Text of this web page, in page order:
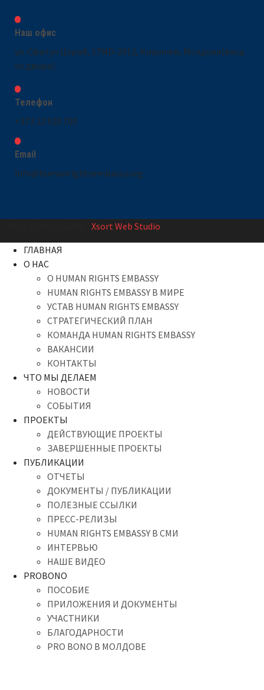
Наш офис
ул. Сфатул Цэрий, 17MD-2012, Кишинев, Молдова(вход
со двора)
Телефон
+373 22 920 700
Email
info@humanrightsembassy.org
Xsort Web Studio
ГЛАВНАЯ
О НАС
О HUMAN RIGHTS EMBASSY
HUMAN RIGHTS EMBASSY В МИРЕ
УСТАВ HUMAN RIGHTS EMBASSY
СТРАТЕГИЧЕСКИЙ ПЛАН
КОМАНДА HUMAN RIGHTS EMBASSY
ВАКАНСИИ
КОНТАКТЫ
ЧТО МЫ ДЕЛАЕМ
НОВОСТИ
СОБЫТИЯ
ПРОЕКТЫ
ДЕЙСТВУЮЩИЕ ПРОЕКТЫ
ЗАВЕРШЕННЫЕ ПРОЕКТЫ
ПУБЛИКАЦИИ
ОТЧЕТЫ
ДОКУМЕНТЫ / ПУБЛИКАЦИИ
ПОЛЕЗНЫЕ ССЫЛКИ
ПРЕСС-РЕЛИЗЫ
HUMAN RIGHTS EMBASSY В СМИ
ИНТЕРВЬЮ
НАШЕ ВИДЕО
PROBONO
ПОСОБИЕ
ПРИЛОЖЕНИЯ И ДОКУМЕНТЫ
УЧАСТНИКИ
БЛАГОДАРНОСТИ
PRO BONO В МОЛДОВЕ